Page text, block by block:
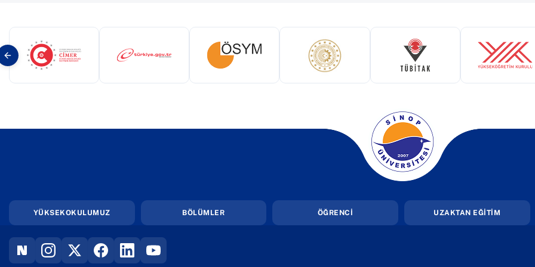
(yeni sekmede açılır) (yeni sekmede açılır)(yeni sekmede açılır)(yeni sekmede açılır)(yeni sekmede açılır)(yeni
(yeni sekmede açılır)
YÜKSEKOKULUMUZ BÖLÜMLER ÖĞRENCİ UZAKTAN EĞİTİM
(YENI SEKMEDE AÇILIR)
(YENI SEKMEDE AÇILIR)
(YENI SEKMEDE AÇILIR)
(YENI SEKMEDE AÇILIR)
(YENI SEKMEDE AÇILIR)
(YENI SEKMEDE AÇILIR)